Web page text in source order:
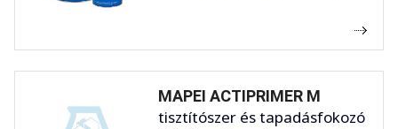
MAPEI ACTIPRIMER M
tisztítószer és tapadásfokozó